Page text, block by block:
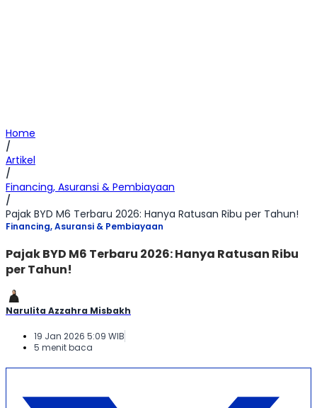
Home
/
Artikel
/
Financing, Asuransi & Pembiayaan
/
Pajak BYD M6 Terbaru 2026: Hanya Ratusan Ribu per Tahun!
Financing, Asuransi & Pembiayaan
Pajak BYD M6 Terbaru 2026: Hanya Ratusan Ribu
per Tahun!
Narulita Azzahra Misbakh
19 Jan 2026 5:09 WIB
5 menit baca